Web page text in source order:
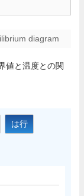
diagram
値と温度との関
は行